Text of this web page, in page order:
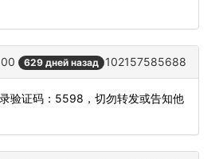
629 дней назад 102157585688
验证码：5598，切勿转发或告知他